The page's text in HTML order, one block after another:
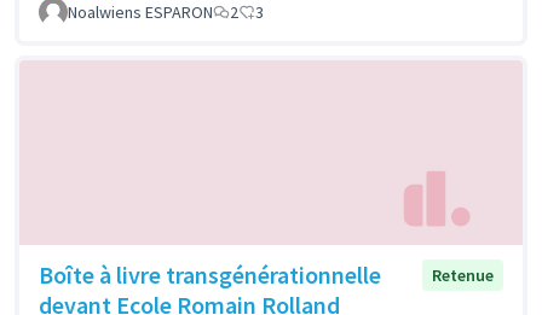
Noalwiens ESPARON 2 3
Boîte à livre transgénérationnelle
devant Ecole Romain Rolland
Retenue